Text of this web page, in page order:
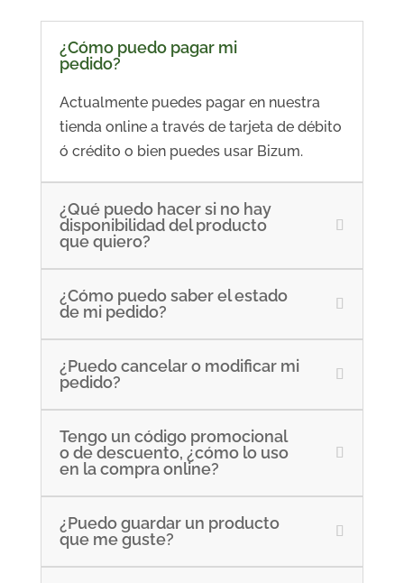
¿Cómo puedo pagar mi
pedido?
Actualmente puedes pagar en nuestra
tienda online a través de tarjeta de débito
ó crédito o bien puedes usar Bizum.
¿Qué puedo hacer si no hay
disponibilidad del producto
que quiero?
¿Cómo puedo saber el estado
de mi pedido?
¿Puedo cancelar o modificar mi
pedido?
Tengo un código promocional
o de descuento, ¿cómo lo uso
en la compra online?
¿Puedo guardar un producto
que me guste?